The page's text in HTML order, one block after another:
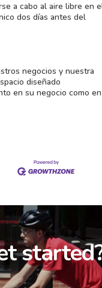
a cabo al aire libre en
dos días antes del
negocios y nuestra
diseñado
en su negocio como en